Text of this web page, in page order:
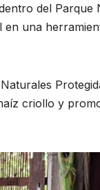
del
una
criollo y